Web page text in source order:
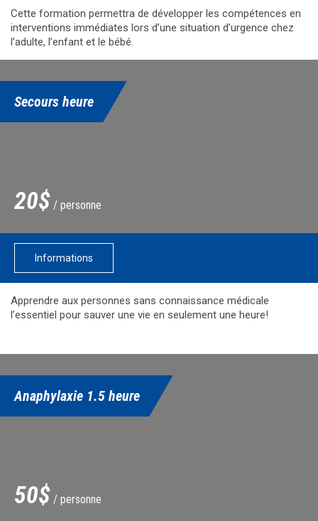
Cette formation permettra de développer les compétences en
interventions immédiates lors d’une situation d’urgence chez
l’adulte, l’enfant et le bébé.
Secours heure
20$ / personne
Informations
Apprendre aux personnes sans connaissance médicale
l’essentiel pour sauver une vie en seulement une heure!
Anaphylaxie 1.5 heure
50$ / personne